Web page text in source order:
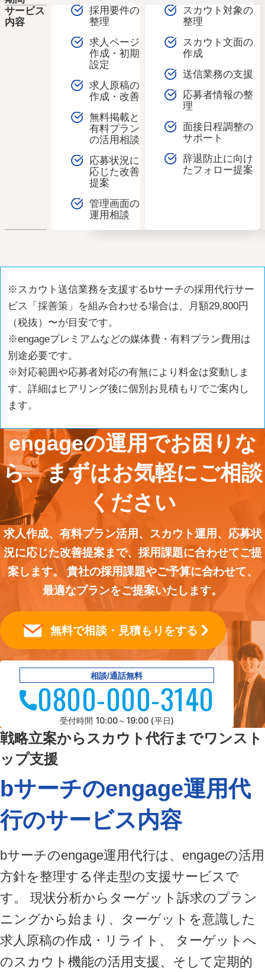
エン転職・engage
採用課題・改善
採用目標・効果改善
求人票・求人原稿
面接・選考・応募者対応
新卒採用
中途採用
採用広報・採用マーケティング
Indeed・Indeed PLUS
求人広告・求人媒体
採用支援・採用代行
サービス
内容
採用要件の
整理
求人ページ
作成・初期
設定
求人原稿の
作成・改善
無料掲載と
有料プラン
の活用相談
応募状況に
応じた改善
提案
管理画面の
運用相談
スカウト対象の
整理
スカウト文面の
作成
送信業務の支援
応募者情報の整
理
面接日程調整の
サポート
辞退防止に向け
たフォロー提案
※スカウト送信業務を支援するbサーチの採用代行サー
ビス「採善策」を組み合わせる場合は、月額29,800円
（税抜）〜が目安です。
※engageプレミアムなどの媒体費・有料プラン費用は
別途必要です。
※対応範囲や応募者対応の有無により料金は変動しま
す。詳細はヒアリング後に個別お見積もりでご案内し
ます。
engageの運用でお困りな
ら、まずはお気軽にご相談
ください
求人作成、有料プラン活用、スカウト運用、応募状
況に応じた改善提案まで、採用課題に合わせてご提
案します。 貴社の採用課題やご予算に合わせて、
最適なプランをご提案いたします。
無料で相談・見積もりをする
相談/通話無料
受付時間 10:00～19:00 (平日)
0800-000-3140
戦略立案からスカウト代行までワンスト
ップ支援
bサーチのengage運用代
行のサービス内容
bサーチのengage運用代行は、engageの活用
方針を整理する伴走型の支援サービスで
す。 現状分析からターゲット訴求のプラン
ニングから始まり、ターゲットを意識した
求人原稿の作成・リライト、 ターゲットへ
のスカウト機能の活用支援、そして定期的